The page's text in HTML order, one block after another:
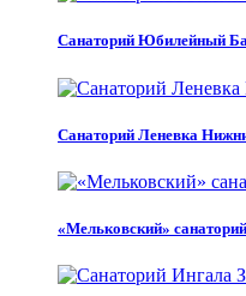
Санаторий Юбилейный
Санаторий Леневка
«Мельковский»